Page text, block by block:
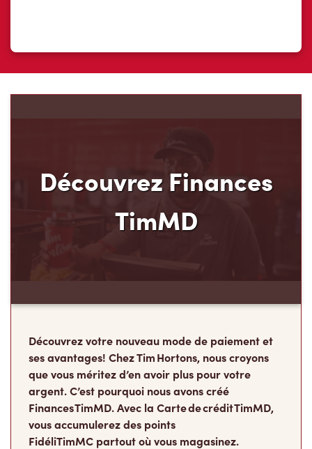
Découvrez Finances
TimMD
Découvrez votre nouveau mode de paiement et
ses avantages! Chez Tim Hortons, nous croyons
que vous méritez d’en avoir plus pour votre
argent. C’est pourquoi nous avons créé
Finances TimMD. Avec la Carte de crédit TimMD,
vous accumulerez des points
FidéliTimMC partout où vous magasinez.